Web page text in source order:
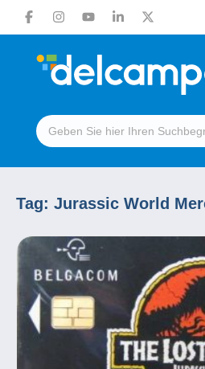
Tag: Jurassic World